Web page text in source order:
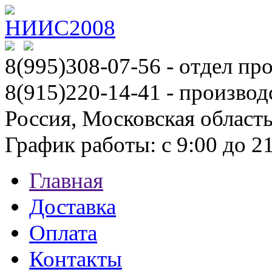
8(995)308-07-56 - отдел
8(915)220-14-41 -
Россия, Московская
График работы: с 9:00 до
Главная
Доставка
Оплата
Контакты